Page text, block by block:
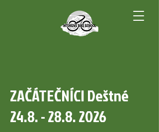
ZAČÁTEČNÍCI Deštné
24.8. - 28.8. 2026